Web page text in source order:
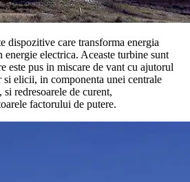
dispozitive care transforma energia
electrica. Aceaste turbine sunt
este pus in miscare de vant cu ajutorul
elicii, in componenta unei centrale
redresoarele de curent,
factorului de putere.